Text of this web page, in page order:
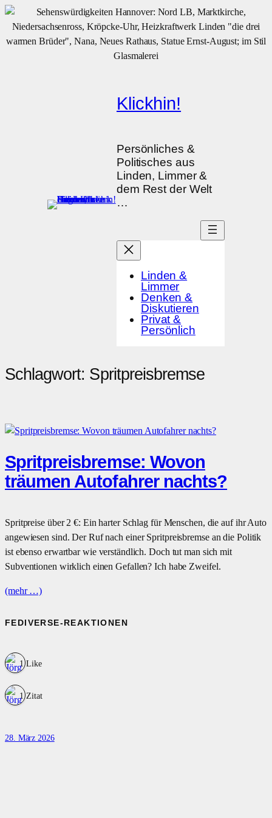
Zum
Inhalt
springen
Klickhin!
Persönliches &
Politisches aus
Linden, Limmer &
dem Rest der Welt
…
Linden &
Limmer
Denken &
Diskutieren
Privat &
Persönlich
Schlagwort: Spritpreisbremse
Spritpreisbremse: Wovon
träumen Autofahrer nachts?
Spritpreise über 2 €: Ein harter Schlag für Menschen, die auf ihr Auto
angewiesen sind. Der Ruf nach einer Spritpreisbremse an die Politik
ist ebenso erwartbar wie verständlich. Doch tut man sich mit
Subventionen wirklich einen Gefallen? Ich habe Zweifel.
(mehr …)
FEDIVERSE-REAKTIONEN
1 Like
1 Zitat
28. März 2026